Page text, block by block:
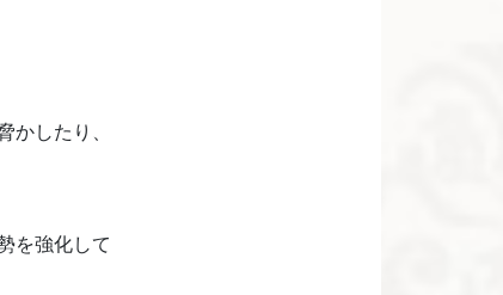
かしたり、
を強化して